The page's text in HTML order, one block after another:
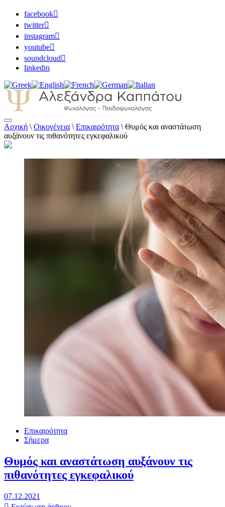
facebook
twitter
instagram
youtube
soundcloud
linkedin
Αλεξάνδρα Καππάτου Ψυχολόγος –
Παιδοψυχολόγος
Αρχική \ Οικογένεια \ Επικαιρότητα \ Θυμός και αναστάτωση
αυξάνουν τις πιθανότητες εγκεφαλικού
Επικαιρότητα
Σήμερα
Θυμός και αναστάτωση αυξάνουν τις
πιθανότητες εγκεφαλικού
07.12.2021